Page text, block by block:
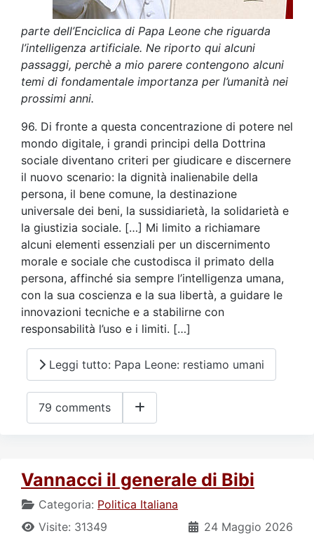
parte dell’Enciclica di Papa Leone che riguarda
l’intelligenza artificiale. Ne riporto qui alcuni
passaggi, perchè a mio parere contengono alcuni
temi di fondamentale importanza per l’umanità nei
prossimi anni.
96. Di fronte a questa concentrazione di potere nel
mondo digitale, i grandi principi della Dottrina
sociale diventano criteri per giudicare e discernere
il nuovo scenario: la dignità inalienabile della
persona, il bene comune, la destinazione
universale dei beni, la sussidiarietà, la solidarietà e
la giustizia sociale. […] Mi limito a richiamare
alcuni elementi essenziali per un discernimento
morale e sociale che custodisca il primato della
persona, affinché sia sempre l’intelligenza umana,
con la sua coscienza e la sua libertà, a guidare le
innovazioni tecniche e a stabilirne con
responsabilità l’uso e i limiti. […]
Leggi tutto: Papa Leone: restiamo umani
79 comments
Vannacci il generale di Bibi
Categoria: Politica Italiana
24 Maggio 2026
Visite: 31349